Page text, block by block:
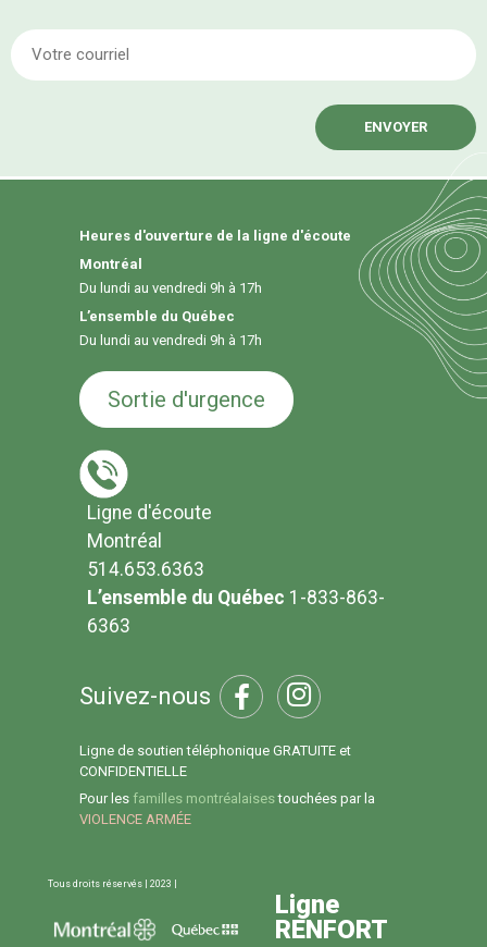
Ligne d'écoute 514.653.6363
Heures d'ouverture de la ligne d'écoute
Montréal
Du lundi au vendredi 9h à 17h
L’ensemble du Québec
Du lundi au vendredi 9h à 17h
Sortie d'urgence
Ligne d'écoute
Montréal
514.653.6363
L’ensemble du Québec 1-833-863-
6363
Suivez-nous
Ligne de soutien téléphonique GRATUITE et
CONFIDENTIELLE
Pour les familles montréalaisestouchées par la
VIOLENCE ARMÉE
Tous droits réservés | 2023 |
Ligne
RENFORT